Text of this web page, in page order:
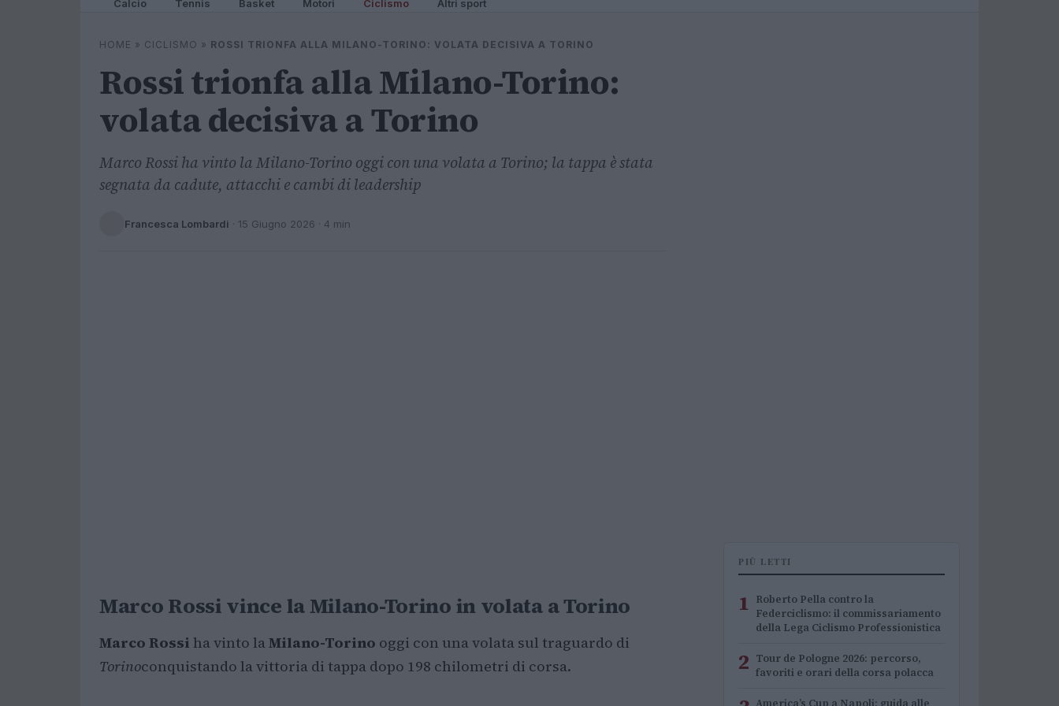
Calcio Tennis Basket Motori Ciclismo Altri sport
HOME » CICLISMO » ROSSI TRIONFA ALLA MILANO-TORINO: VOLATA DECISIVA A TORINO
Rossi trionfa alla Milano-Torino:
volata decisiva a Torino
Marco Rossi ha vinto la Milano-Torino oggi con una volata a Torino; la tappa è stata
segnata da cadute, attacchi e cambi di leadership
Francesca Lombardi · 15 Giugno 2026 · 4 min
Marco Rossi vince la Milano-Torino in volata a Torino
Marco Rossi ha vinto laMilano-Torino oggi con una volata sul traguardo di
Torinoconquistando la vittoria di tappa dopo 198 chilometri di corsa.
PIÙ LETTI
1 Roberto Pella contro la
Federciclismo: il commissariamento
della Lega Ciclismo Professionistica
2 Tour de Pologne 2026: percorso,
favoriti e orari della corsa polacca
America’s Cup a Napoli: guida alle